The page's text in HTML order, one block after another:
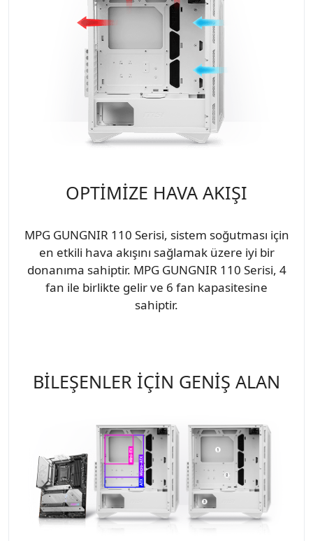
OPTİMİZE HAVA AKIŞI
MPG GUNGNIR 110 Serisi, sistem soğutması için
en etkili hava akışını sağlamak üzere iyi bir
donanıma sahiptir. MPG GUNGNIR 110 Serisi, 4
fan ile birlikte gelir ve 6 fan kapasitesine
sahiptir.
BİLEŞENLER İÇİN GENİŞ ALAN